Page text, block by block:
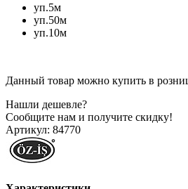
уп.5м
уп.50м
уп.10м
Данный товар можно купить в
Нашли дешевле?
Сообщите нам и получите скидку!
Артикул: 84770